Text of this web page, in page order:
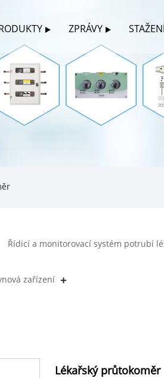
ZPRÁVY STAŽENÍ
Řídicí a monitorovací systém potrubí
zařízení
Lékařský průtokoměr